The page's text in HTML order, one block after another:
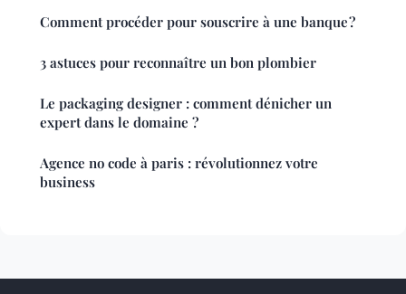
Comment procéder pour souscrire à une banque ?
3 astuces pour reconnaître un bon plombier
Le packaging designer : comment dénicher un
expert dans le domaine ?
Agence no code à paris : révolutionnez votre
business